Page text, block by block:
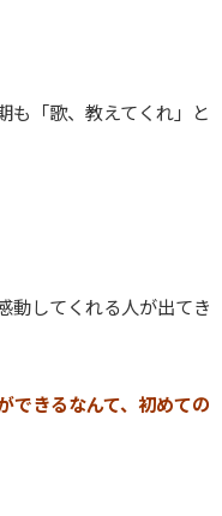
も「歌、教えてくれ」と
動してくれる人が出てき
できるなんて、初めての